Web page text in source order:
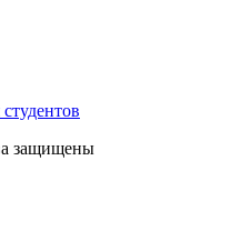
защищены